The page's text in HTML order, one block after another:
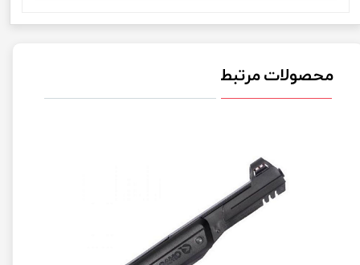
محصولات مرتبط